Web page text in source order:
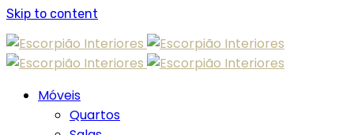
Skip to content
Móveis
Quartos